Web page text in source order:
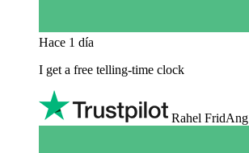
Hace 1 día
I get a free telling-time clock
Rahel FridAng